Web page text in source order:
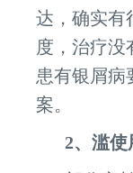
达，确实有
度，治疗没
患有银屑病
案。
2、滥使